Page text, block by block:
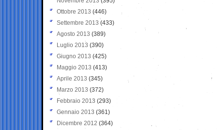
Ottobre 2013 (446)
Settembre 2013 (433)
Agosto 2013 (389)
Luglio 2013 (390)
Giugno 2013 (425)
Maggio 2013 (413)
Aprile 2013 (345)
Marzo 2013 (372)
Febbraio 2013 (293)
Gennaio 2013 (361)
Dicembre 2012 (364)